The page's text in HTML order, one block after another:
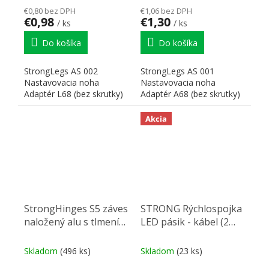
€0,80 bez DPH
€0,98 / ks
Do košíka
StrongLegs AS 002
Nastavovacia noha
Adaptér L68 (bez skrutky)
€1,06 bez DPH
€1,30 / ks
Do košíka
StrongLegs AS 001
Nastavovacia noha
Adaptér A68 (bez skrutky)
StrongHinges S5 záves
naložený alu s tlmením
Skladom (496 ks)
Akcia
STRONG Rýchlospojka
LED pásik - kábel (2
pásik 10mm
Skladom (23 ks)